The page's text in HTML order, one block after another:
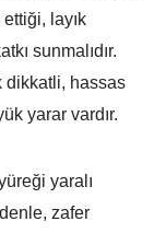
ettiği, layık
sunmalıdır.
dikkatli, hassas
yarar vardır.
yaralı
zafer